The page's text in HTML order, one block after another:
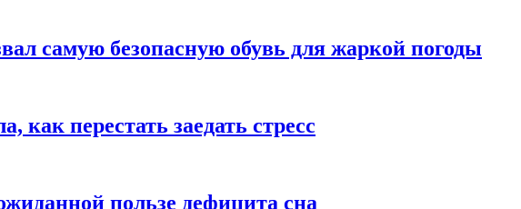
самую безопасную обувь для жаркой погоды
как перестать заедать стресс
пользе дефицита сна